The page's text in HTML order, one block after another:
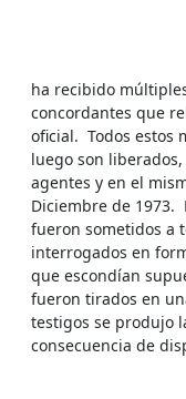
En relación
ha recibido
concordantes que
oficial. Todos estos
luego son
agentes y en el
Diciembre de 1973.
fueron sometidos a
interrogados en
que escondían
fueron tirados en
testigos se produjo
consecuencia de